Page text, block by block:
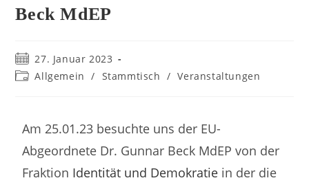
Beck MdEP
27. Januar 2023
Allgemein
/ Stammtisch / Veranstaltungen
Am 25.01.23 besuchte uns der EU-
Abgeordnete Dr. Gunnar Beck MdEP von der
Fraktion Identität und Demokratie in der die